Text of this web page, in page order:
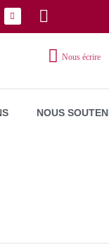
Nous écrire
NOUS